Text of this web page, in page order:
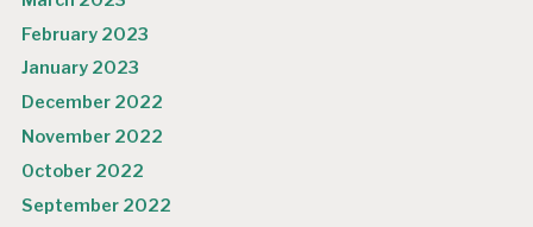
February 2023
January 2023
December 2022
November 2022
October 2022
September 2022